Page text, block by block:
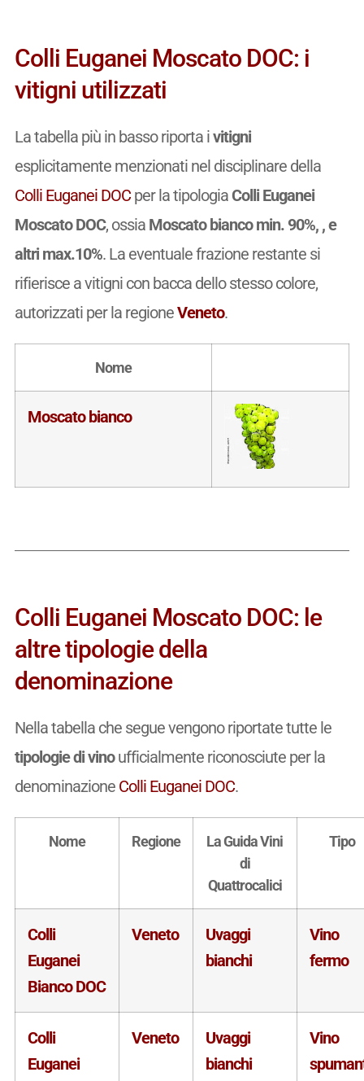
Colli Euganei Moscato DOC: i
vitigni utilizzati
La tabella più in basso riporta ivitigni
esplicitamente menzionati nel disciplinare della
Colli Euganei DOCper la tipologia Colli Euganei
Moscato DOC, ossia Moscato bianco min. 90%, , e
altri max.10%. La eventuale frazione restante si
rifierisce a vitigni con bacca dello stesso colore,
autorizzati per la regioneVeneto.
Nome
Moscato bianco
Colli Euganei Moscato DOC: le
altre tipologie della
denominazione
Nella tabella che segue vengono riportate tutte le
tipologie di vinoufficialmente riconosciute per la
denominazione Colli Euganei DOC.
Nome Regione
La Guida Vini
di
Quattrocalici
Tipo
Colli
Euganei
Bianco DOC
Veneto
Uvaggi
bianchi
Vino
fermo
Colli
Euganei
Veneto
Uvaggi
bianchi
Vino